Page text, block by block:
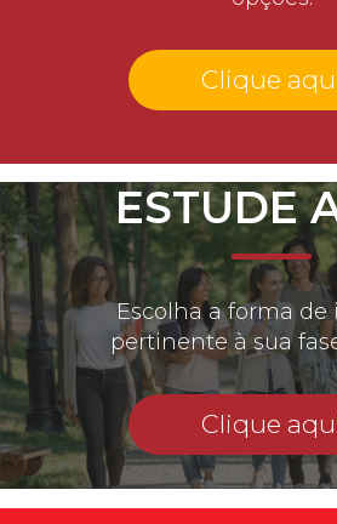
Clique
ESTUDE
Escolha a forma de
pertinente à sua
Clique